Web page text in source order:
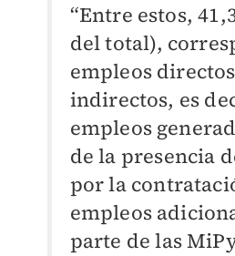
“Entre estos,
del total),
empleos
indirectos, es
empleos
de la presencia
por la
empleos
parte de las